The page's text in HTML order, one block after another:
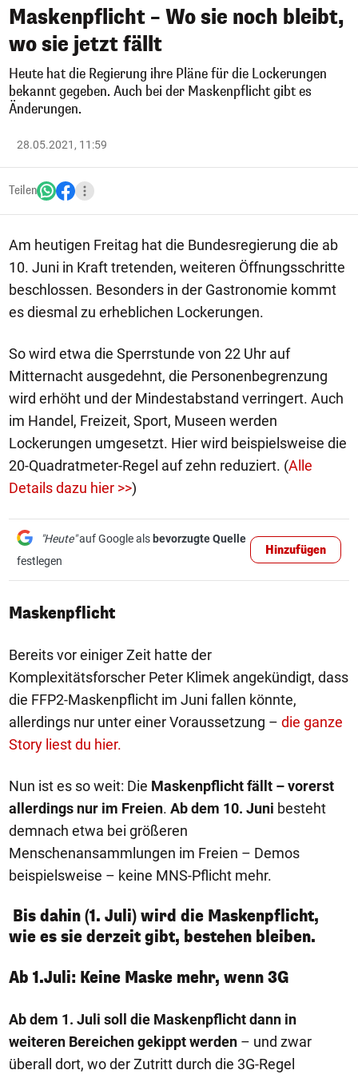
Maskenpflicht – Wo sie noch bleibt,
wo sie jetzt fällt
Heute hat die Regierung ihre Pläne für die Lockerungen
bekannt gegeben. Auch bei der Maskenpflicht gibt es
Änderungen.
28.05.2021, 11:59
Teilen
Am heutigen Freitag hat die Bundesregierung die ab
10. Juni in Kraft tretenden, weiteren Öffnungsschritte
beschlossen. Besonders in der Gastronomie kommt
es diesmal zu erheblichen Lockerungen.
So wird etwa die Sperrstunde von 22 Uhr auf
Mitternacht ausgedehnt, die Personenbegrenzung
wird erhöht und der Mindestabstand verringert. Auch
im Handel, Freizeit, Sport, Museen werden
Lockerungen umgesetzt. Hier wird beispielsweise die
20-Quadratmeter-Regel auf zehn reduziert. (Alle
Details dazu hier >>)
"Heute"auf Google als bevorzugte Quelle
festlegen
Hinzufügen
Maskenpflicht
Bereits vor einiger Zeit hatte der
Komplexitätsforscher Peter Klimek angekündigt, dass
die FFP2-Maskenpflicht im Juni fallen könnte,
allerdings nur unter einer Voraussetzung – die ganze
Story liest du hier.
Nun ist es so weit: Die Maskenpflicht fällt – vorerst
allerdings nur im Freien. Ab dem 10. Juni besteht
demnach etwa bei größeren
Menschenansammlungen im Freien – Demos
beispielsweise – keine MNS-Pflicht mehr.
Bis dahin (1. Juli) wird die Maskenpflicht,
wie es sie derzeit gibt, bestehen bleiben.
Ab 1.Juli: Keine Maske mehr, wenn 3G
Ab dem 1. Juli soll die Maskenpflicht dann in
weiteren Bereichen gekippt werden – und zwar
überall dort, wo der Zutritt durch die 3G-Regel